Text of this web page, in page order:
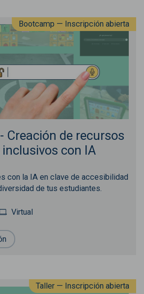
Bootcamp — Inscripción abierta
Creación de recursos
con IA
con la IA en clave de accesibilidad
de tus estudiantes.
Virtual
Taller — Inscripción abierta